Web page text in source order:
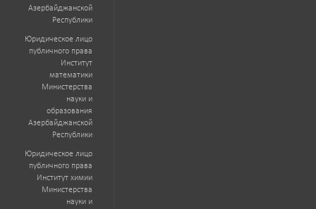
Азербайджанской
Республики
Юридическое лицо
публичного права
Институт
математики
Министерства
науки и
образования
Азербайджанской
Республики
Юридическое лицо
публичного права
Институт химии
Министерства
науки и